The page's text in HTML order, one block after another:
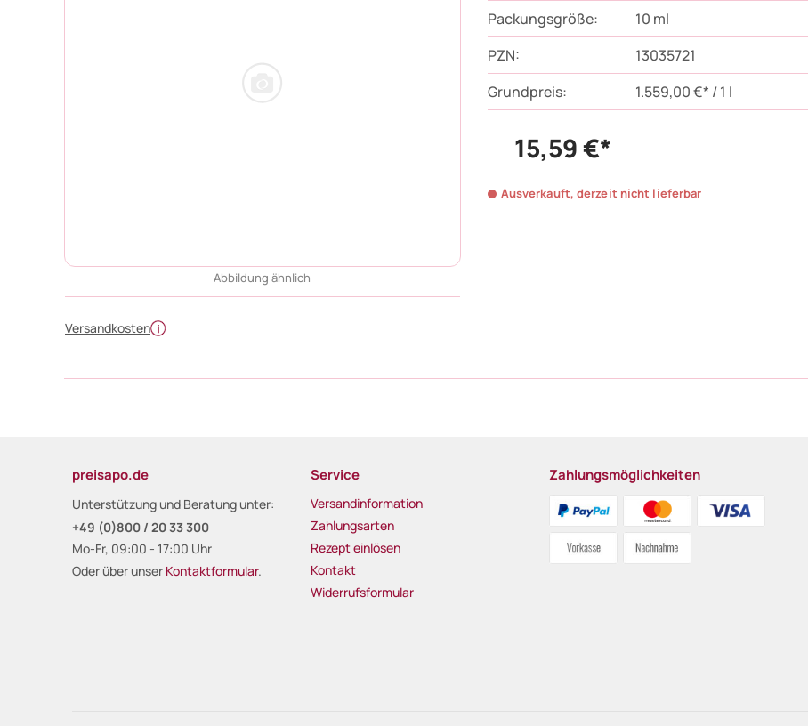
Abbildung ähnlich
Versandkosten
Packungsgröße:
10 ml
PZN:
13035721
Grundpreis:
1.559,00 €* / 1 l
15,59 €*
Ausverkauft, derzeit nicht lieferbar
preisapo.de
Unterstützung und Beratung unter:
+49 (0)800 / 20 33 300
Mo-Fr, 09:00 - 17:00 Uhr
Oder über unser Kontaktformular.
Service
Versandinformation
Zahlungsarten
Rezept einlösen
Kontakt
Widerrufsformular
Zahlungsmöglichkeiten